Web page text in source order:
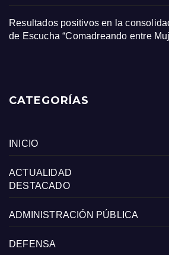
Resultados positivos en la
de Escucha “Comadreando entre
CATEGORÍAS
INICIO
ACTUALIDAD
DESTACADO
ADMINISTRACIÓN PÚBLICA
DEFENSA